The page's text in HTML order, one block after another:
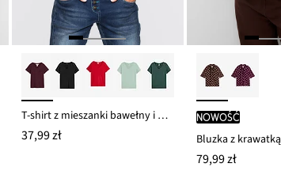
T-shirt z mieszanki bawełny i wiskozy
37,99 zł
nowość
Bluzka z krawatką
79,99 zł